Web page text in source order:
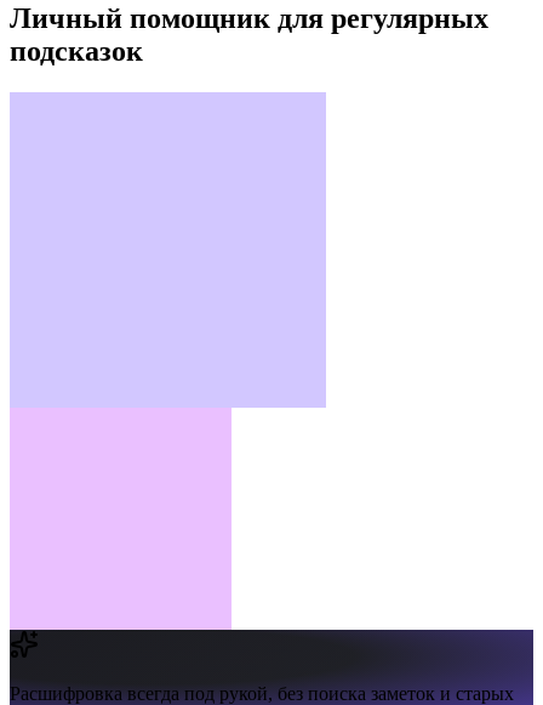
Личный помощник для регулярных
подсказок
Расшифровка всегда под рукой,без поиска заметок и старых